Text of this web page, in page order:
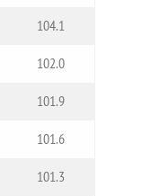
104.1
102.0
101.9
101.6
101.3